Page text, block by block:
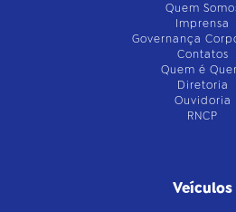
Quem
Imprensa
Governança
Contatos
Quem é
Diretoria
Ouvidoria
RNCP
Veículos